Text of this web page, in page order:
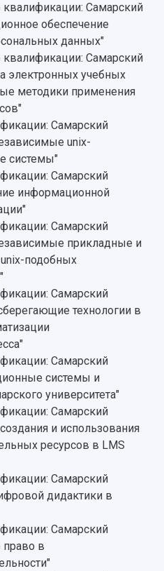
интеллекта
полигон
"Одержимы
университет?
состав
граждан на
истории России и
РФ
услуги
19
научные коллективы
должностей научных
подразделения
научно-
обслуживания
и грантов
учёный"
конференциях
Самарский
обеспечение
данных"
Самарский
электронных учебных
методики применения
Самарский
unix-
системы"
Самарский
информационной
Самарский
прикладные и
подобных
Самарский
технологии в
Самарский
системы и
университета"
Самарский
и использования
ресурсов в LMS
Самарский
дидактики в
Самарский
право в